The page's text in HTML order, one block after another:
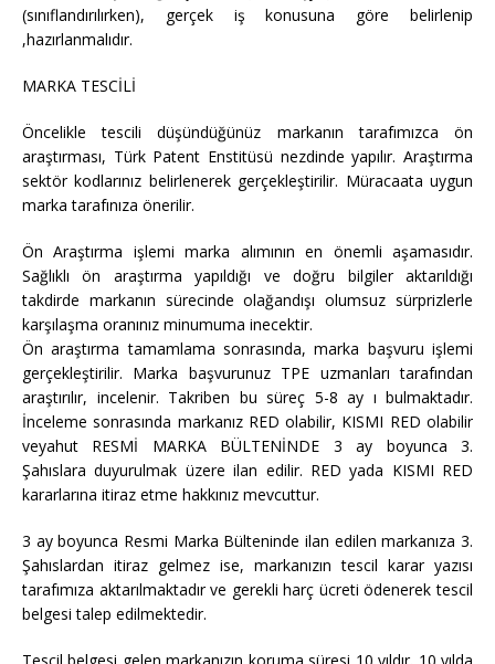
(sınıflandırılırken), gerçek iş konusuna göre belirlenip
,hazırlanmalıdır.
MARKA TESCİLİ
Öncelikle tescili düşündüğünüz markanın tarafımızca ön
araştırması, Türk Patent Enstitüsü nezdinde yapılır. Araştırma
sektör kodlarınız belirlenerek gerçekleştirilir. Müracaata uygun
marka tarafınıza önerilir.
Ön Araştırma işlemi marka alımının en önemli aşamasıdır.
Sağlıklı ön araştırma yapıldığı ve doğru bilgiler aktarıldığı
takdirde markanın sürecinde olağandışı olumsuz sürprizlerle
karşılaşma oranınız minumuma inecektir.
Ön araştırma tamamlama sonrasında, marka başvuru işlemi
gerçekleştirilir. Marka başvurunuz TPE uzmanları tarafından
araştırılır, incelenir. Takriben bu süreç 5-8 ay ı bulmaktadır.
İnceleme sonrasında markanız RED olabilir, KISMI RED olabilir
veyahut RESMİ MARKA BÜLTENİNDE 3 ay boyunca 3.
Şahıslara duyurulmak üzere ilan edilir. RED yada KISMI RED
kararlarına itiraz etme hakkınız mevcuttur.
3 ay boyunca Resmi Marka Bülteninde ilan edilen markanıza 3.
Şahıslardan itiraz gelmez ise, markanızın tescil karar yazısı
tarafımıza aktarılmaktadır ve gerekli harç ücreti ödenerek tescil
belgesi talep edilmektedir.